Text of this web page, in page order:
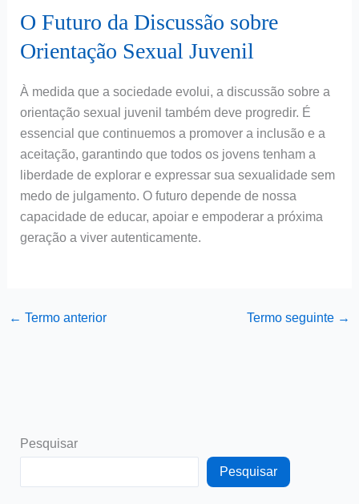
O Futuro da Discussão sobre
Orientação Sexual Juvenil
À medida que a sociedade evolui, a discussão sobre a
orientação sexual juvenil também deve progredir. É
essencial que continuemos a promover a inclusão e a
aceitação, garantindo que todos os jovens tenham a
liberdade de explorar e expressar sua sexualidade sem
medo de julgamento. O futuro depende de nossa
capacidade de educar, apoiar e empoderar a próxima
geração a viver autenticamente.
← Termo anterior Termo seguinte →
Pesquisar
Pesquisar